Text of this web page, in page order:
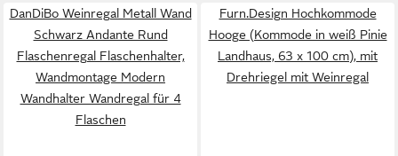
DanDiBo Weinregal Metall Wand
Schwarz Andante Rund
Flaschenregal Flaschenhalter,
Wandmontage Modern
Wandhalter Wandregal für 4
Flaschen
Furn.Design Hochkommode
Hooge (Kommode in weiß Pinie
Landhaus, 63 x 100 cm), mit
Drehriegel mit Weinregal